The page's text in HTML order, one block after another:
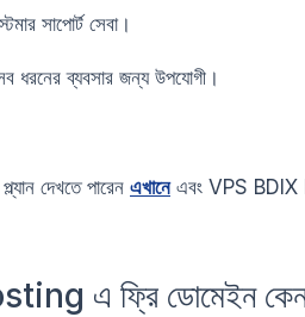
সাপোর্ট সেবা।
ধরনের ব্যবসার জন্য উপযোগী।
দেখতে পারেন এখানেএবং VPS BDIX
এ ফ্রি ডোমেইন কেন